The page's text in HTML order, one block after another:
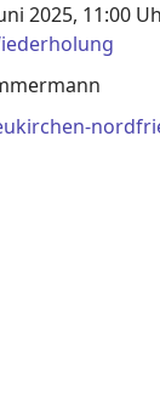
2025, 11:00